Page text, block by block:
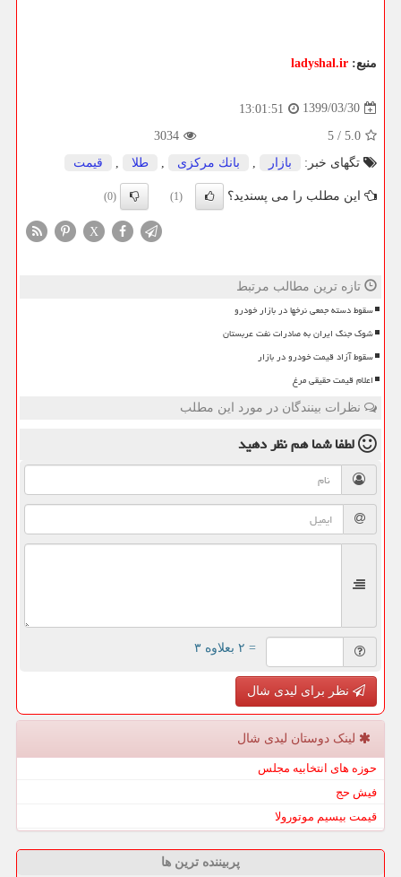
منبع: ladyshal.ir
1399/03/30
13:01:51
5.0
/
5
3034
تگهای خبر:
بازار , بانك مركزی , طلا , قیمت
این مطلب را می پسندید؟ (1)
(0)
X
تازه ترین مطالب مرتبط
سقوط دسته جمعی نرخها در بازار خودرو
شوک جنگ ایران به صادرات نفت عربستان
سقوط آزاد قیمت خودرو در بازار
اعلام قیمت حقیقی مرغ
نظرات بینندگان در مورد این مطلب
لطفا شما همنظر دهید
= ۲ بعلاوه ۳
نظر برای لیدی شال
لینک دوستان لیدی شال
حوزه های انتخابیه مجلس
فیش حج
قیمت بیسیم موتورولا
پربیننده ترین ها